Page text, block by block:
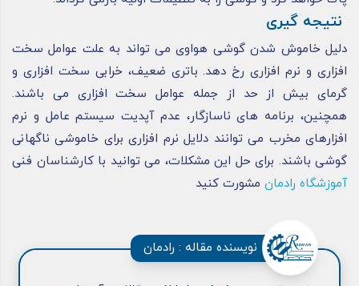
نتیجه گیری
دلیل خاموش شدن گوشی هواوی می‌ تواند به علت عوامل سخت
‌افزاری و نرم‌ افزاری رخ دهد. باتری ضعیف، خرابی سخت ‌افزاری و
گرمای بیش از حد از جمله عوامل سخت ‌افزاری می ‌باشند.
همچنین، برنامه ‌های ناسازگار، عدم آپدیت سیستم عامل و نرم
‌افزارهای مخرب می ‌توانند دلایل نرم ‌افزاری برای خاموشی ناگهانی
گوشی باشند. برای حل این مشکلات، می توانید با کارشناسان فنی
آموزشگاه رادمان مشورت کنید
نویسنده مقاله : رادمان